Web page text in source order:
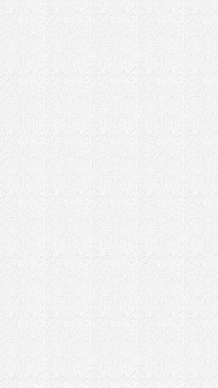
Кузнецкая
Храм
Аблязово
Мелекесская
Храм
Мирный
Московская
Храм
Храм
Ухтомском
Московская
Храм
Свирского